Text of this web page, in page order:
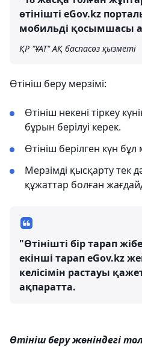
өтінішті eGov.kz
мобильді қосымшасы
ҚР "ҰАТ" АҚ баспасөз қызметі
Өтініш беру мерзімі:
Өтініш некені тіркеу
бұрын берілуі керек.
Өтініш берілген күн бұл
Мерзімді қысқарту тек
құжаттар болған
"Өтінішті бір тарап
екінші тарап eGov.kz
келісімін растауы
ақпаратта.
Өтініш беру жөніндегі